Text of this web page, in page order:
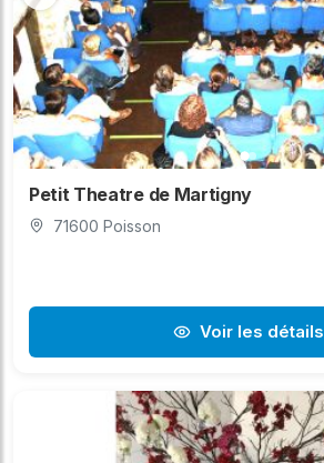
Petit Theatre de Martigny
71600 Poisson
Voir les détails